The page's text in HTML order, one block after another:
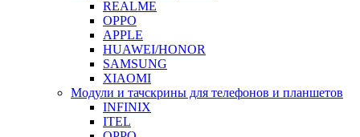
REALME
OPPO
APPLE
HUAWEI/HONOR
SAMSUNG
XIAOMI
Модули и тачскрины для телефонов и планшетов
INFINIX
ITEL